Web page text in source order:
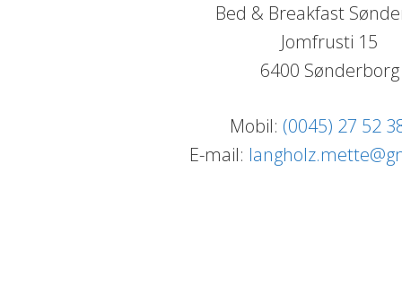
Bed & Breakfast
Jomfrusti 15
6400 Sønderborg
Mobil: (0045) 27 52
E-mail: